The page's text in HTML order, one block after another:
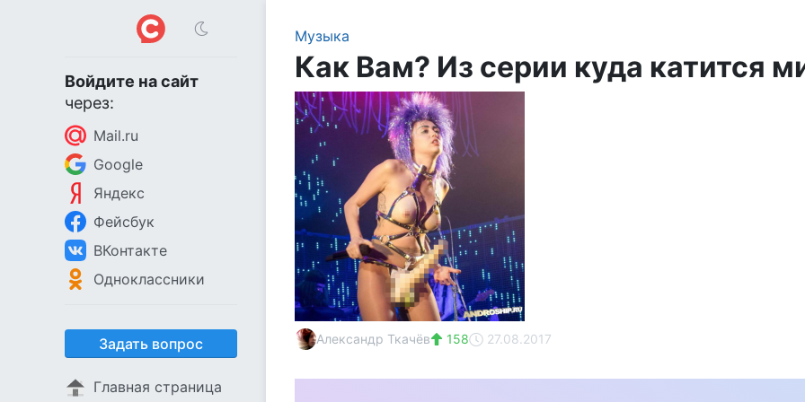
Войдите на сайт
через:
Mail.ru
Google
Яндекс
Фейсбук
ВКонтакте
Одноклассники
Задать вопрос
Главная страница
Музыка
Как Вам? Из серии куда катится
Александр Ткачёв 158 27.08.2017